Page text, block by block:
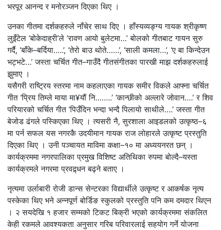
भरपूर आनन्द र मनोरञ्जन दिएका थिए ।
उनका गीतमा दर्शकहरुले नाँचेर साथ दिए । हाँस्यव्यङ्ग्य गायक श्रीकृष्ण
लुइँटेल ‘बोकेदाह्री’ले ‘रावण आयो बुलेटमा…’ बोलको गीतबाट गायन सुरु
गर्दै, ‘बाँके–बर्दिया…..’, ‘तेरो बाउ थोते……’, ‘साली कमला…’, ‘ए बा किन्देउन
भट्भटे…’ जस्ता चर्चित गीत–गाउँदै गीतसंगीतका पारखी माझ दर्शकहरुलाई
झुमाए ।
यसैगरी राष्ट्रिय स्तरमा नाम कहलाएका गायक समीर विकले आफ्ना चर्चित
गीत ‘प्रिय तिम्ले माया मा¥यौं नि……..’ ‘कान्छीको अल्लारे जोवान….’ र शिव
परियारको चर्चित गीत ‘पिउँदिन भन्दा भन्दै पिलायो साथीले….’ जस्ता गीत
बेजोड ढंगले पस्किएका थिए । त्यसरी नै, सुरशाला आइडलको उत्कृष्ठ–६
मा पर्न सफल यस नगरकै उदयीमान गायक राज लोहारले उत्कृष्ट प्रस्तुति
दिएका थिए । उनी पञ्चायत माविमा कक्षा–१० मा अध्ययनरत छन् ।
कार्यक्रममा नगरपालिका प्रमुख विशिष्ट अतिथिका रुपमा बोल्दै–यस्ता
कार्यक्रमले नगरमा प्रवद्र्धन बढ्ने बताए ।
नृत्यमा उर्लाबारी रोजी डान्स सेन्टरका विद्यार्थीले उत्कृष्ट र आकर्षक नृत्य
पस्केका थिए भने अन्नपूर्ण बोर्डिङ स्कुलको प्रस्तुति पनि कम दमदार थिएन
। २ सयदेखि १ हजार सम्मको टिकट बिक्री भएको कार्यक्रममा संकलित
केही रकमले आवश्यकता अनुसार गरिब परिवारलाई सहयोग गर्ने योजना